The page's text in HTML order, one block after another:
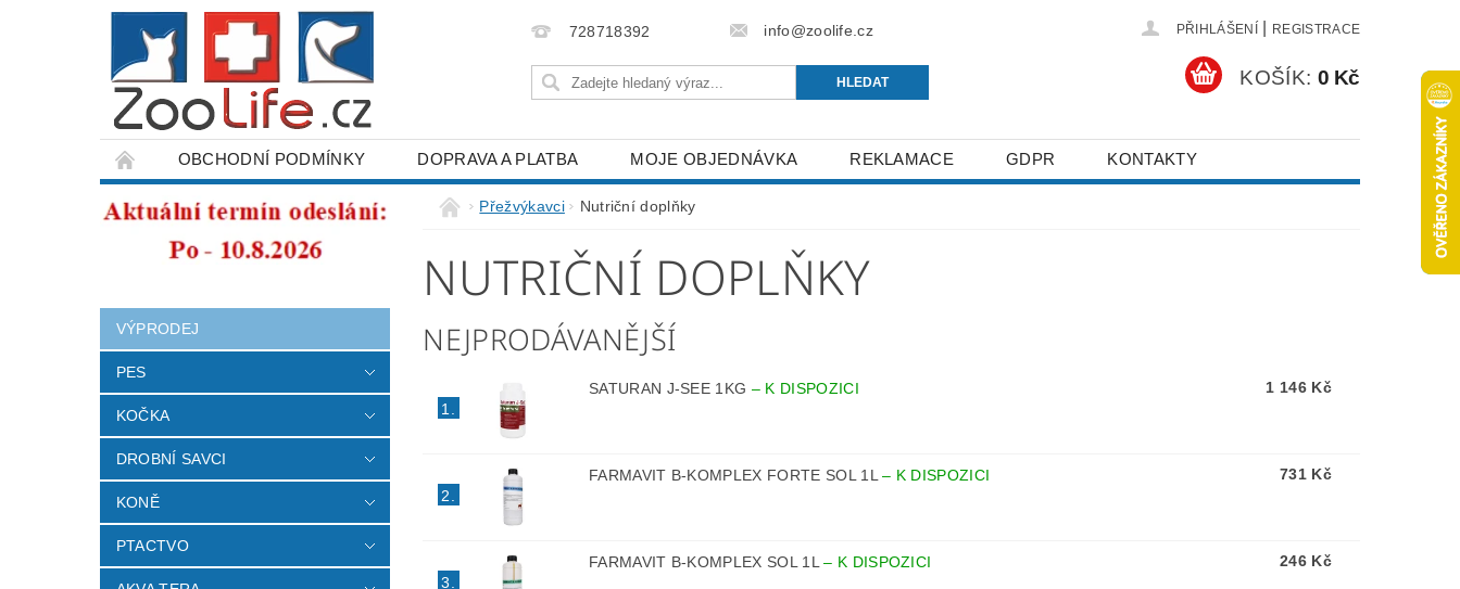
728718392 info@zoolife.cz PŘIHLÁŠENÍ REGISTRACE
KOŠÍK: 0 Kč
OBCHODNÍ PODMÍNKY DOPRAVA A PLATBA MOJE OBJEDNÁVKA REKLAMACE GDPR KONTAKTY
ODSTOUPENÍ OD SMLOUVY
VÝPRODEJ
PES
KOČKA
DROBNÍ SAVCI
KONĚ
PTACTVO
Přežvýkavci Nutriční doplňky
NUTRIČNÍ DOPLŇKY
NEJPRODÁVANĚJŠÍ
1.
SATURAN J-SEE 1KG – K DISPOZICI 1 146 Kč
2.
FARMAVIT B-KOMPLEX FORTE SOL 1L– K DISPOZICI 731 Kč
3.
FARMAVIT B-KOMPLEX SOL 1L– K DISPOZICI 246 Kč